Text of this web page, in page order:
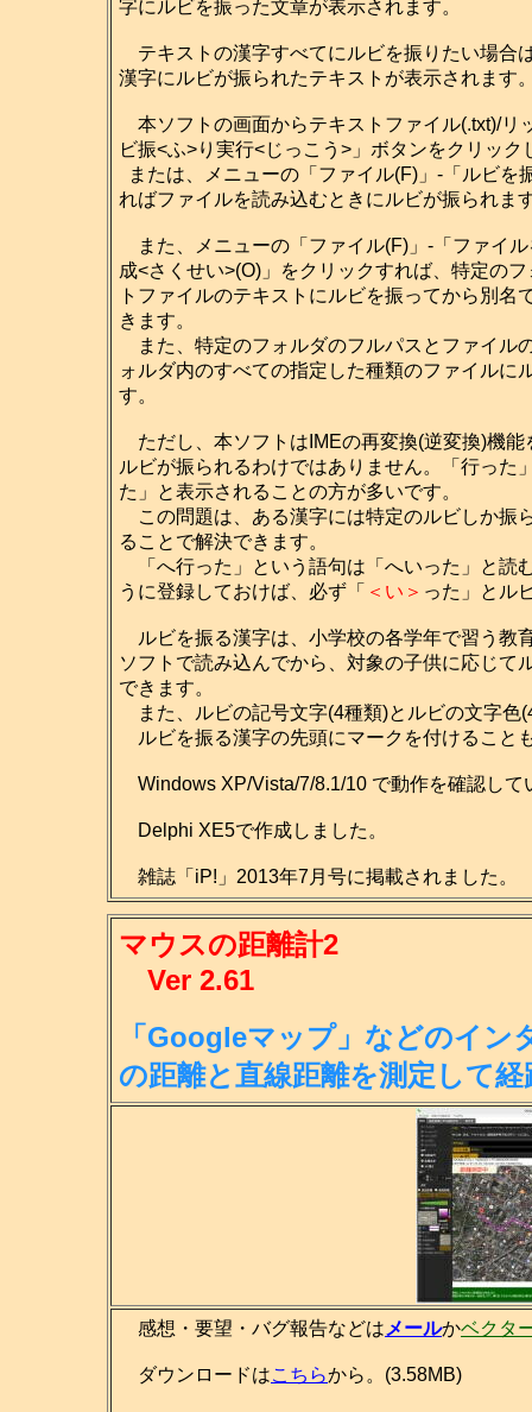
字にルビを振った文章が表示されます。
テキストの漢字すべてにルビを振りたい場合
漢字にルビが振られたテキストが表示されます
本ソフトの画面からテキストファイル(.txt)/リ
ビ振<ふ>り実行<じっこう>」ボタンをクリッ
または、メニューの「ファイル(F)」-「ルビを
ればファイルを読み込むときにルビが振られま
また、メニューの「ファイル(F)」-「ファイ
成<さくせい>(O)」をクリックすれば、特定の
トファイルのテキストにルビを振ってから別
きます。
また、特定のフォルダのフルパスとファイル
ォルダ内のすべての指定した種類のファイル
す。
ただし、本ソフトはIMEの再変換(逆変換)機
ルビが振られるわけではありません。「行った
た」と表示されることの方が多いです。
この問題は、ある漢字には特定のルビしか振
ることで解決できます。
「へ行った」という語句は「へいった」と読
うに登録しておけば、必ず「 ＜い＞ った」とル
ルビを振る漢字は、小学校の各学年で習う教
ソフトで読み込んでから、対象の子供に応じて
できます。
また、ルビの記号文字(4種類)とルビの文字色
ルビを振る漢字の先頭にマークを付けること
Windows XP/Vista/7/8.1/10 で動作を確認して
Delphi XE5で作成しました。
雑誌「iP!」2013年7月号に掲載されました。
マウスの距離計2
Ver 2.61
「Googleマップ」などのイン
の距離と直線距離を測定して
感想・要望・バグ報告などは メールかベクタ
ダウンロードはこちらから。(3.58MB)